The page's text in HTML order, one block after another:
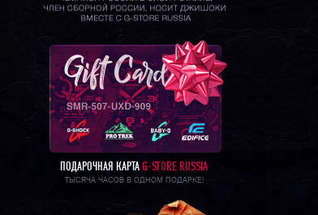
ПОДАРОЧНАЯ КАРТА G-STORE RUSSIA
ТЫСЯЧА ЧАСОВ В ОДНОМ ПОДАРКЕ!